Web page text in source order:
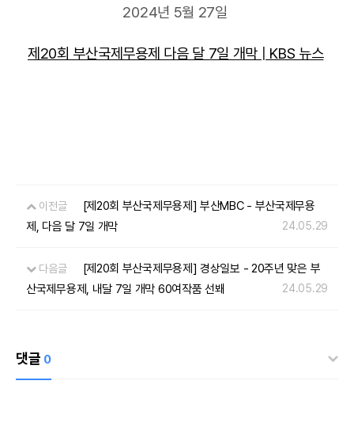
2024년 5월 27일
제20회 부산국제무용제 다음 달 7일 개막 | KBS 뉴스
이전글
[제20회 부산국제무용제] 부산MBC - 부산국제무용
제, 다음 달 7일 개막
24.05.29
다음글
[제20회 부산국제무용제] 경상일보 - 20주년 맞은 부
산국제무용제, 내달 7일 개막 60여작품 선봬
24.05.29
댓글 0